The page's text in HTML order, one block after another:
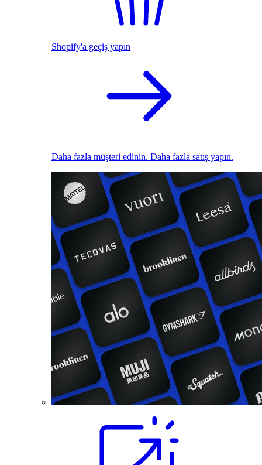
Shopify'a geçiş yapın
Daha fazla müşteri edinin. Daha fazla satış yapın.